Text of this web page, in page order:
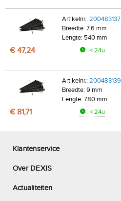
Artikelnr.: 200483137
Breedte: 7,6 mm
Lengte: 540 mm
€ 47,24 < 24u
Artikelnr.: 200483139
Breedte: 9 mm
Lengte: 780 mm
€ 81,71 < 24u
Klantenservice
Over DEXIS
Actualiteiten